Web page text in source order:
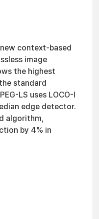
context-based
image
the highest
standard
LS uses LOCO-I
edge detector.
algorithm,
by 4% in